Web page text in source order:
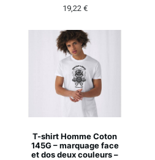
19,22 €
T-shirt Homme Coton
145G – marquage face
et dos deux couleurs –